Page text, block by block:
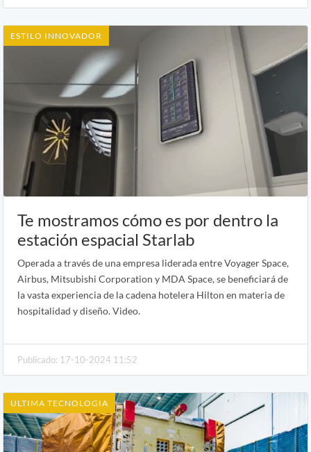
ESTILO INNOVADOR
Te mostramos cómo es por dentro la
estación espacial Starlab
Operada a través de una empresa liderada entre Voyager Space,
Airbus, Mitsubishi Corporation y MDA Space, se beneficiará de
la vasta experiencia de la cadena hotelera Hilton en materia de
hospitalidad y diseño. Video.
Publicado: 17-10-2024 11:52
ULTIMA TECNOLOGIA